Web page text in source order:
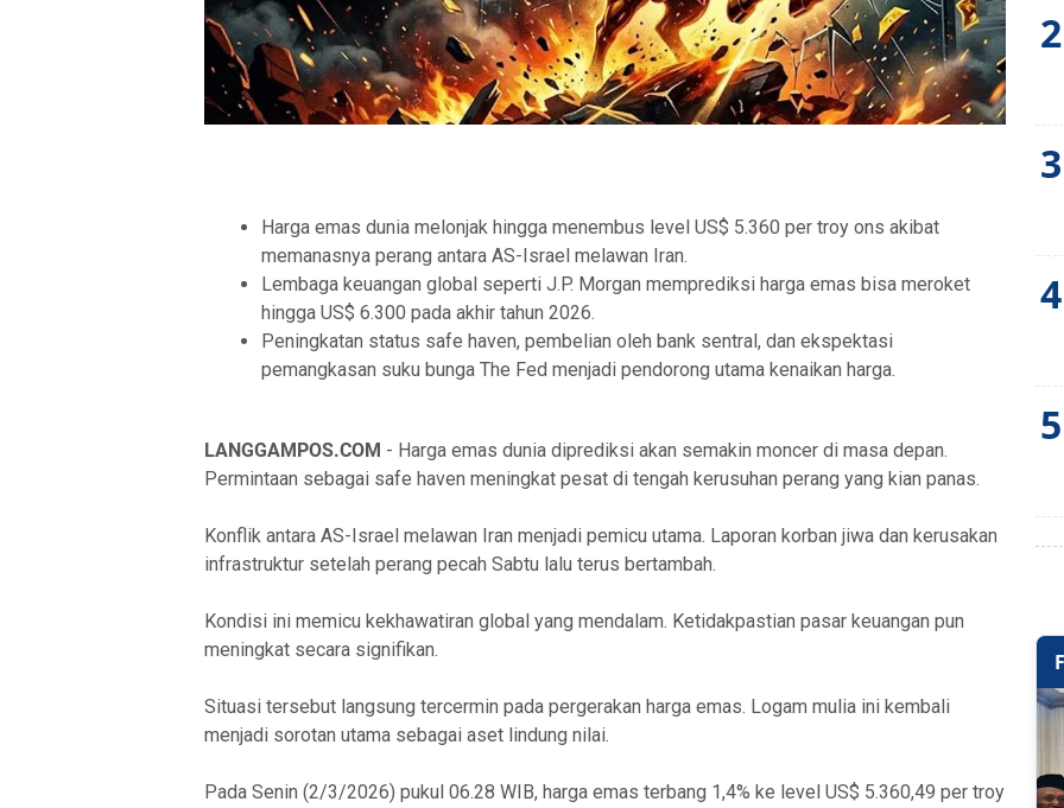
Harga emas dunia melonjak hingga menembus level US$ 5.360 per troy ons akibat
memanasnya perang antara AS-Israel melawan Iran.
Lembaga keuangan global seperti J.P. Morgan memprediksi harga emas bisa meroket
hingga US$ 6.300 pada akhir tahun 2026.
Peningkatan status safe haven, pembelian oleh bank sentral, dan ekspektasi
pemangkasan suku bunga The Fed menjadi pendorong utama kenaikan harga.
LANGGAMPOS.COM - Harga emas dunia diprediksi akan semakin moncer di masa depan.
Permintaan sebagai safe haven meningkat pesat di tengah kerusuhan perang yang kian panas.
Konflik antara AS-Israel melawan Iran menjadi pemicu utama. Laporan korban jiwa dan kerusakan
infrastruktur setelah perang pecah Sabtu lalu terus bertambah.
Kondisi ini memicu kekhawatiran global yang mendalam. Ketidakpastian pasar keuangan pun
meningkat secara signifikan.
Situasi tersebut langsung tercermin pada pergerakan harga emas. Logam mulia ini kembali
menjadi sorotan utama sebagai aset lindung nilai.
Pada Senin (2/3/2026) pukul 06.28 WIB, harga emas terbang 1,4% ke level US$ 5.360,49 per troy
2
3
4
5